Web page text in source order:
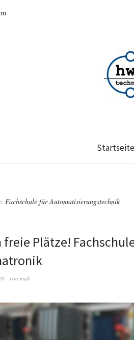
Startseite
Fachschule für Automatisierungstechnik
freie Plätze!
von mah